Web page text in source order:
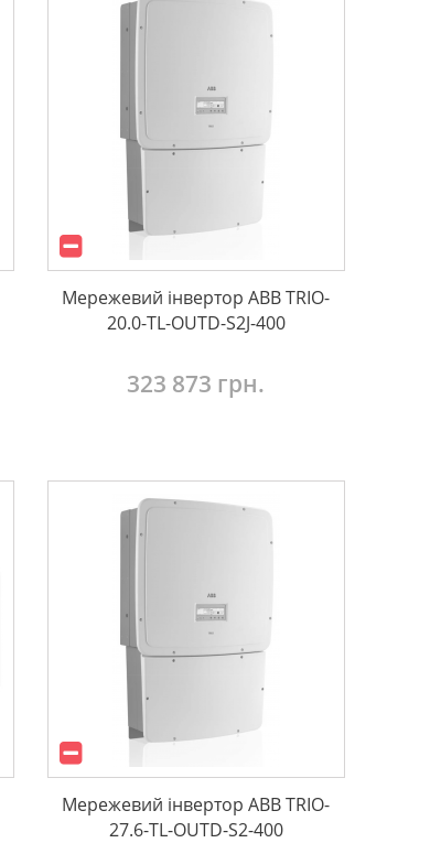
Мережевий інвертор ABB TRIO-
20.0-TL-OUTD-S2J-400
323 873 грн.
Мережевий інвертор ABB TRIO-
27.6-TL-OUTD-S2-400